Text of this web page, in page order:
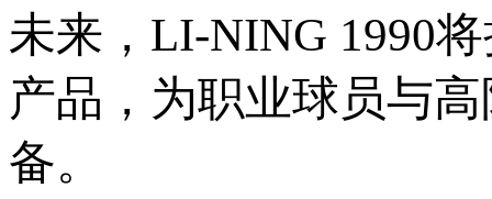
未来，LI-NING 1990
产品，为职业球员与
备。